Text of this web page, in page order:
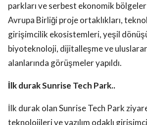
parkları ve serbest ekonomik
Avrupa Birliği proje ortaklıkları,
girişimcilik ekosistemleri, yeşil
biyoteknoloji, dijitalleşme ve
alanlarında görüşmeler yapıldı.
İlk durak Sunrise Tech Park..
İlk durak olan Sunrise Tech Park
teknolojileri ve yazılım odaklı